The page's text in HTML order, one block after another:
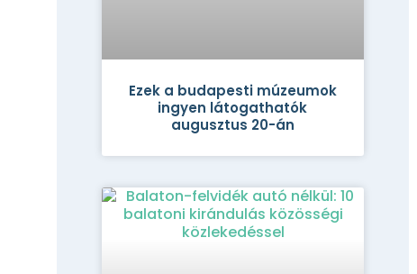
Ezek a budapesti múzeumok
ingyen látogathatók
augusztus 20-án